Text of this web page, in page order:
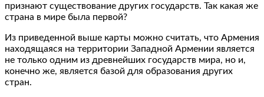
признают существование других государств. Так какая же
страна в мире была первой?
Из приведенной выше карты можно считать, что Армения
находящаяся на территории Западной Армении является
не только одним из древнейших государств мира, но и,
конечно же, является базой для образования других
стран.